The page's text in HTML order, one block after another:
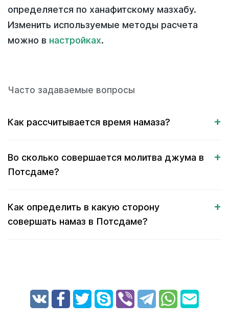
определяется по ханафитскому мазхабу.
Изменить используемые методы расчета
можно в настройках.
Часто задаваемые вопросы
Как рассчитывается время намаза?
Во сколько совершается молитва джума в
Потсдаме?
Как определить в какую сторону
совершать намаз в Потсдаме?